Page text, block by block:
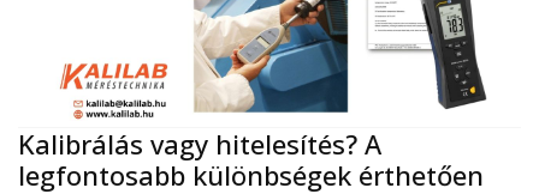
Kalibrálás vagy hitelesítés? A
legfontosabb különbségek érthetően